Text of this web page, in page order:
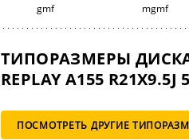
gmf mgmf
ТИПОРАЗМЕРЫ
REPLAY A155 R21X9.5J
ПОСМОТРЕТЬ ДРУГИЕ